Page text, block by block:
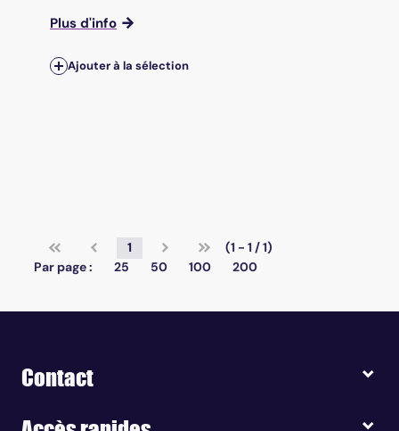
Plus d'info
Ajouter à la sélection
1
(1 - 1 / 1)
Par page :
25 50 100 200
Contact